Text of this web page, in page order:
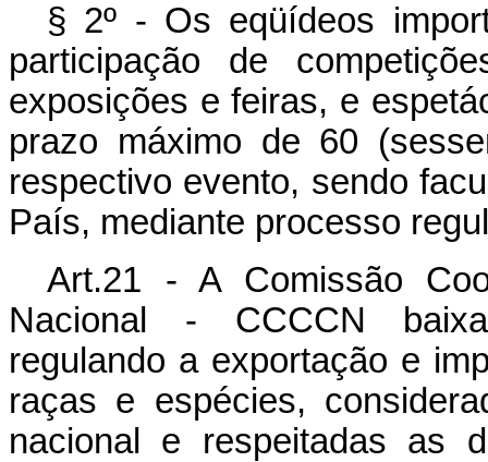
§ 2º - Os eqüídeos
participação de
exposições e feiras, e
prazo máximo de 60
respectivo evento, sendo
País, mediante processo
Art.21 - A Comissão
Nacional - CCCCN
regulando a exportação e
raças e espécies,
nacional e respeitadas as